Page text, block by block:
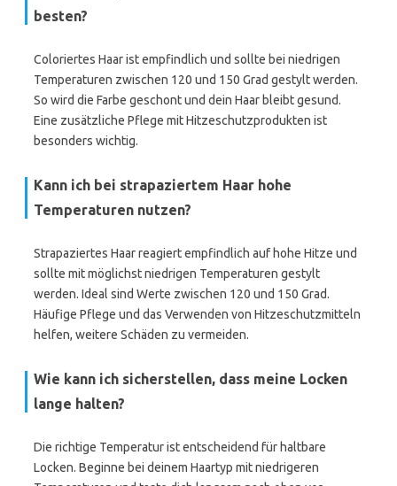
besten?
Coloriertes Haar ist empfindlich und sollte bei niedrigen
Temperaturen zwischen 120 und 150 Grad gestylt werden.
So wird die Farbe geschont und dein Haar bleibt gesund.
Eine zusätzliche Pflege mit Hitzeschutzprodukten ist
besonders wichtig.
Kann ich bei strapaziertem Haar hohe
Temperaturen nutzen?
Strapaziertes Haar reagiert empfindlich auf hohe Hitze und
sollte mit möglichst niedrigen Temperaturen gestylt
werden. Ideal sind Werte zwischen 120 und 150 Grad.
Häufige Pflege und das Verwenden von Hitzeschutzmitteln
helfen, weitere Schäden zu vermeiden.
Wie kann ich sicherstellen, dass meine Locken
lange halten?
Die richtige Temperatur ist entscheidend für haltbare
Locken. Beginne bei deinem Haartyp mit niedrigeren